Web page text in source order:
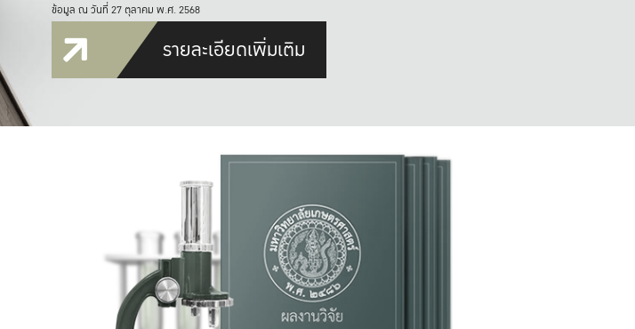
ข้อมูล ณ วันที่ 27 ตุลาคม พ.ศ. 2568
รายละเอียดเพิ่มเติม